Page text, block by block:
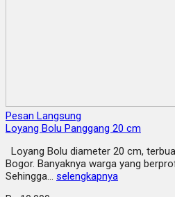
Pesan Langsung
Loyang Bolu Panggang 20 cm
Loyang Bolu diameter 20 cm,
Bogor. Banyaknya warga yang
Sehingga… selengkapnya